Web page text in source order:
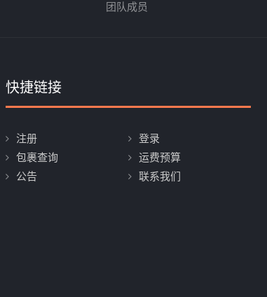
团队成员
快捷链接
注册
登录
包裹查询
运费预算
公告
联系我们